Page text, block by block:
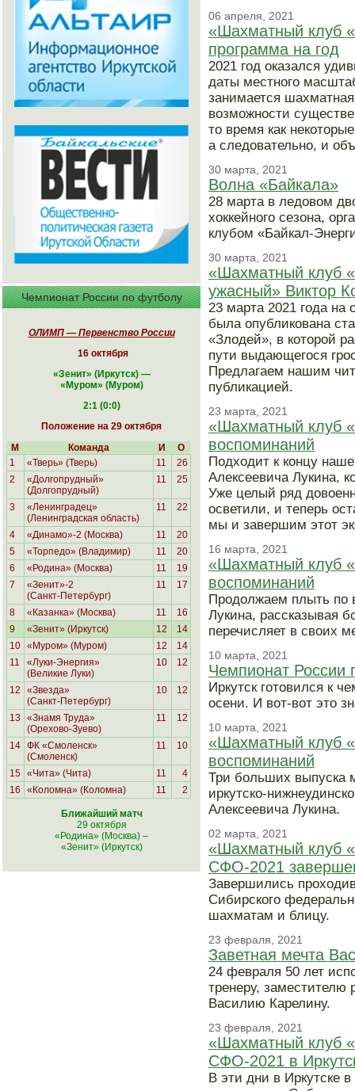
Чемпионат России по футболу
ОЛИМП — Первенство России
16 октября
«Зенит» (Иркутск) —
«Муром» (Муром)
2:1 (0:0)
Положение на 29 октября
М
Команда И
О
1
«Тверь» (Тверь) 11
26
2
«Долгопрудный»
(Долгопрудный)
11 25
3
«Ленинградец»
(Ленинградская область)
11 22
4 «Динамо»-2 (Москва) 11
20
5
«Торпедо» (Владимир) 11
20
6
«Родина» (Москва) 11
19
7
«Зенит»-2
(Санкт-Петербург)
11 17
8 «Казанка» (Москва) 11
16
9
«Зенит» (Иркутск) 12
14
10 «Муром» (Муром) 12
14
11
«Луки-Энергия»
(Великие Луки)
10 12
12
«Звезда»
(Санкт-Петербург)
10 12
13
«Знамя Труда»
(Орехово-Зуево)
11 12
14 ФК «Смоленск»
(Смоленск)
11 10
15 «Чита» (Чита) 11
4
16
«Коломна» (Коломна) 11 2
Ближайший матч
29 октября
«Родина» (Москва) –
«Зенит» (Иркутск)
06 апреля, 2021
«Шахматный клуб
программа на год
2021 год оказался
даты местного
занимается
возможности
то время как
а следовательно, и
30 марта, 2021
Волна «Байкала»
28 марта в ледовом
хоккейного сезона,
клубом «Байкал-
30 марта, 2021
«Шахматный клуб
ужасный» Виктор
23 марта 2021 года
была опубликована
«Злодей», в которой
пути выдающегося
Предлагаем нашим
публикацией.
23 марта, 2021
«Шахматный клуб
воспоминаний
Подходит к концу
Алексеевича Лукина,
Уже целый ряд
осветили, и теперь
мы и завершим этот
16 марта, 2021
«Шахматный клуб
воспоминаний
Продолжаем плыть по
Лукина, рассказывая
перечисляет в своих
10 марта, 2021
Чемпионат России
Иркутск готовился к
осени. И вот-вот это
10 марта, 2021
«Шахматный клуб
воспоминаний
Три больших выпуска
иркутско-
Алексеевича Лукина.
02 марта, 2021
«Шахматный клуб
СФО-2021
Завершились
Сибирского
шахматам и блицу.
23 февраля, 2021
Заветная мечта
24 февраля 50 лет
тренеру, заместителю
Василию Карелину.
23 февраля, 2021
«Шахматный клуб
СФО-2021 в
В эти дни в Иркутске